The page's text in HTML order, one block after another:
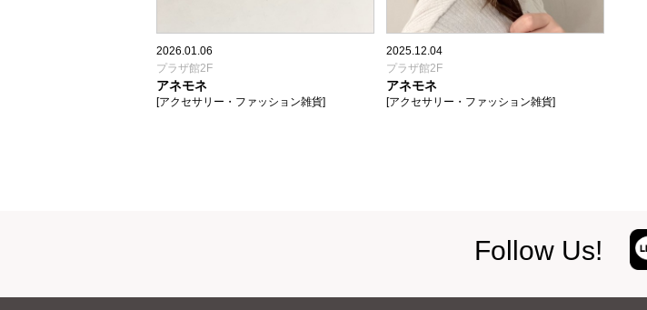
2026.01.06
プラザ館2F
アネモネ
[アクセサリー・ファッション雑貨]
2025.12.04
プラザ館2F
アネモネ
[アクセサリー・ファッション雑貨]
Follow Us!